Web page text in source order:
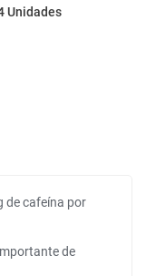
Unidades
de cafeína por
de